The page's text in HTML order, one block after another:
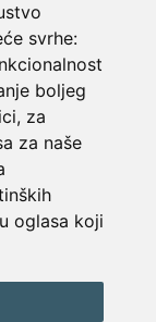
svrhe:
boljeg
, za
za naše
oglasa koji
kitchen